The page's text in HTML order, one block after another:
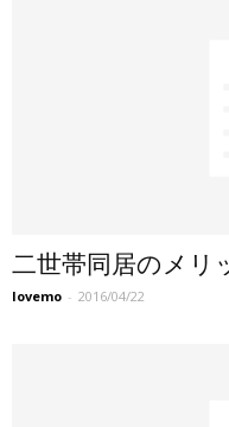
二世帯同居のメリ
lovemo - 2016/04/22